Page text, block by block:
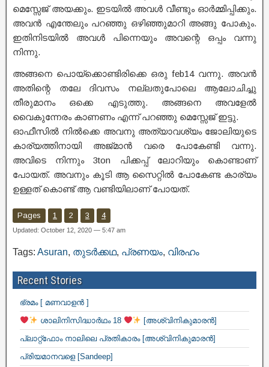
മെസ്സേജ് അയക്കും. ഇടയിൽ അവൾ വീണ്ടും ഓർമ്മിപ്പിക്കും.
അവൻ എന്തേലും പറഞ്ഞു ഒഴിഞ്ഞുമാറി അങ്ങു പോകും.
ഇതിനിടയിൽ അവൾ പിന്നെയും അവന്റെ ഒപ്പം വന്നു
നിന്നു.
അങ്ങനെ പൊയ്ക്കൊണ്ടിരിക്കെ ഒരു feb14 വന്നു. അവൻ
അതിന്റെ തലേ ദിവസം നല്ലതുപോലെ ആലോചിച്ചു
തീരുമാനം ഒക്കെ എടുത്തു. അങ്ങനെ അവളേൽ
വൈകുന്നേരം കാണണം എന്ന് പറഞ്ഞു മെസ്സേജ് ഇട്ടു.
ഓഫീസിൽ നിൽക്കെ അവനു അത്യാവശ്യം ജോലിയുടെ
കാര്യത്തിനായി അജ്‌മാൻ വരെ പോകേണ്ടി വന്നു.
അവിടെ നിന്നും 3ton പിക്കപ്പ് ലോറിയും കൊണ്ടാണ്
പോയത്. അവനും കൂടി ആ സൈറ്റിൽ പോകേണ്ട കാര്യം
ഉള്ളത് കൊണ്ട് ആ വണ്ടിയിലാണ് പോയത്.
Pages 1 2 3 4
Updated: October 12, 2020 — 5:47 am
Tags: Asuran, തുടർക്കഥ, പ്രണയം, വിരഹം
Recent Stories
ഭ്രമം [ മണവാളൻ ]
ശാലിനിസിദ്ധാർഥം 18
[അശ്വിനികുമാരൻ]
പ്ലാറ്റ്ഫോം നാലിലെ പ്രതികാരം [അശ്വിനികുമാരൻ]
പ്രിയമാനവളെ [Sandeep]